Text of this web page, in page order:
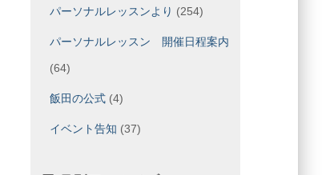
パーソナルレッスンより (254)
パーソナルレッスン 開催日程案内
(64)
飯田の公式(4)
イベント告知 (37)